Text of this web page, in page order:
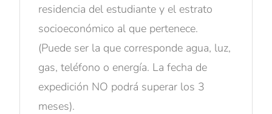
residencia del estudiante y el estrato
socioeconómico al que pertenece.
(Puede ser la que corresponde agua, luz,
gas, teléfono o energía. La fecha de
expedición NO podrá superar los 3
meses).